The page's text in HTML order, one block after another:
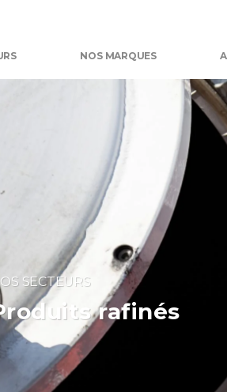
NOS MARQUES
SECTEURS
rafinés